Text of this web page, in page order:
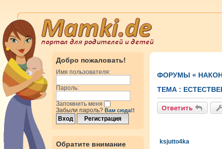
Добро пожаловать!
Имя пользователя:
Пароль:
Запомнить меня
Забыли пароль? Вам сюда!!
Обратите внимание
ФОРУМЫ «
ТЕМА :
Ответить
ksjutto4ka